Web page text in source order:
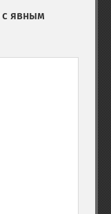
с явным